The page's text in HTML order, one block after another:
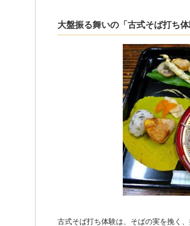
大盤振る舞いの「古式そば打ち体
古式そば打ち体験は、そばの実を挽く